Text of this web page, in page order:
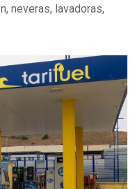
neveras, lavadoras,